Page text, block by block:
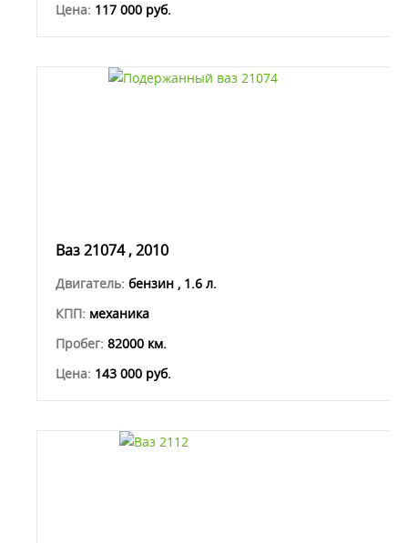
Цена: 117 000 руб.
Ваз 21074 , 2010
Двигатель: бензин , 1.6 л.
КПП: механика
Пробег: 82000 км.
Цена: 143 000 руб.